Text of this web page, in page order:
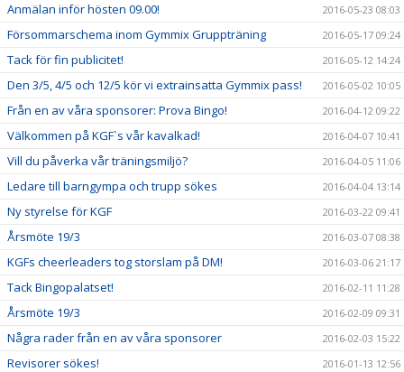
Anmälan inför hösten 09.00! 2016-05-23 08:03
Försommarschema inom Gymmix Gruppträning 2016-05-17 09:24
Tack för fin publicitet! 2016-05-12 14:24
Den 3/5, 4/5 och 12/5 kör vi extrainsatta Gymmix pass! 2016-05-02 10:05
Från en av våra sponsorer: Prova Bingo! 2016-04-12 09:22
Välkommen på KGF`s vår kavalkad! 2016-04-07 10:41
Vill du påverka vår träningsmiljö? 2016-04-05 11:06
Ledare till barngympa och trupp sökes 2016-04-04 13:14
Ny styrelse för KGF 2016-03-22 09:41
Årsmöte 19/3 2016-03-07 08:38
KGFs cheerleaders tog storslam på DM! 2016-03-06 21:17
Tack Bingopalatset! 2016-02-11 11:28
Årsmöte 19/3 2016-02-09 09:31
Några rader från en av våra sponsorer 2016-02-03 15:22
Revisorer sökes! 2016-01-13 12:56